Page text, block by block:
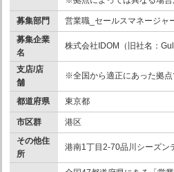
募集部門
営業職_セールスマネージャ
募集企業
名
株式会社IDOM（旧社名：
支店/店
舗
※全国から適正にあった拠点
都道府県 東京都
市区群
港区
その他住
所
港南1丁目2-70品川シーズン